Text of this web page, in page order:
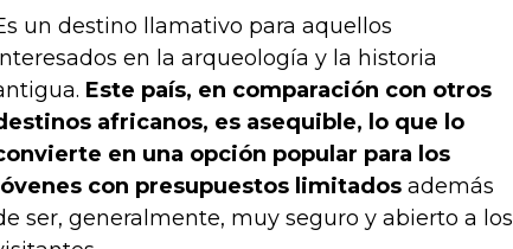
un destino llamativo para aquellos
en la arqueología y la historia
Este país, en comparación con otros
africanos, es asequible, lo que lo
en una opción popular para los
con presupuestos limitados además
ser, generalmente, muy seguro y abierto a los